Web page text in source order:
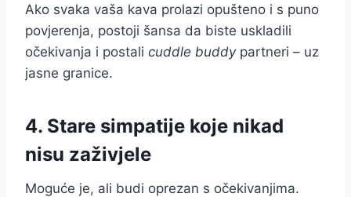
Ako svaka vaša kava prolazi opušteno i s puno
povjerenja, postoji šansa da biste uskladili
očekivanja i postali cuddle buddypartneri – uz
jasne granice.
4. Stare simpatije koje nikad
nisu zaživjele
Moguće je, ali budi oprezan s očekivanjima.